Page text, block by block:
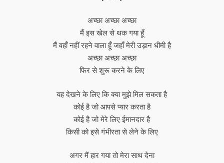
अच्छा अच्छा अच्छा
मैं इस खेल से थक गया हूँ
मैं वहाँ नहीं रहने वाला हूँ जहाँ मेरी उड़ान धीमी है
अच्छा अच्छा अच्छा
फिर से शुरू करने के लिए
यह देखने के लिए कि क्या मुझे मिल सकता है
कोई है जो आपसे प्यार करता है
कोई है जो मेरे लिए ईमानदार है
किसी को इसे गंभीरता से लेने के लिए
अगर मैं हार गया तो मेरा साथ देना